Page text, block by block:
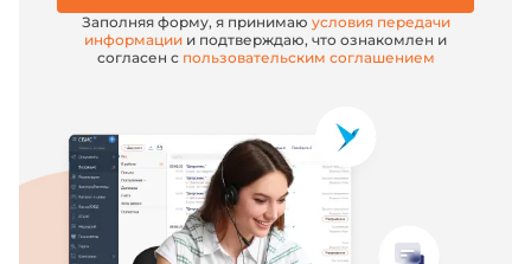
Заполняя форму, я принимаю условия передачи
информации и подтверждаю, что ознакомлен и
согласен с пользовательским соглашением